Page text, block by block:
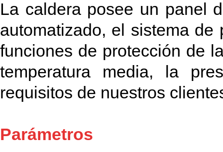
La caldera posee un panel
automatizado, el sistema de
funciones de protección de
temperatura media, la
requisitos de nuestros
Parámetros